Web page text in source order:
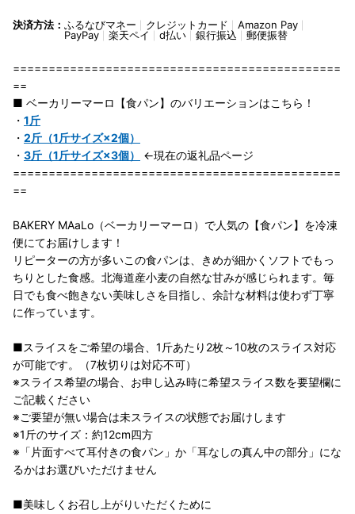
決済方法： ふるなびマネー クレジットカード
Amazon Pay
PayPay
楽天ペイ d払い 銀行振込 郵便振替
==============================================
==
■ ベーカリーマーロ【食パン】のバリエーションはこちら！
・ 1斤
・ 2斤（1斤サイズ×2個）
・ 3斤（1斤サイズ×3個）
←現在の返礼品ページ
==============================================
==
BAKERY MAaLo（ベーカリーマーロ）で人気の【食パン】を冷凍
便にてお届けします！
リピーターの方が多いこの食パンは、きめが細かくソフトでもっ
ちりとした食感。北海道産小麦の自然な甘みが感じられます。毎
日でも食べ飽きない美味しさを目指し、余計な材料は使わず丁寧
に作っています。
■スライスをご希望の場合、1斤あたり2枚～10枚のスライス対応
が可能です。（7枚切りは対応不可）
※スライス希望の場合、お申し込み時に希望スライス数を要望欄に
ご記載ください
※ご要望が無い場合は未スライスの状態でお届けします
※1斤のサイズ：約12cm四方
※「片面すべて耳付きの食パン」か「耳なしの真ん中の部分」にな
るかはお選びいただけません
■美味しくお召し上がりいただくために